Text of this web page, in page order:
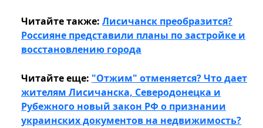
Читайте также: Лисичанск преобразится?
Россияне представили планы по застройке и
восстановлению города
Читайте еще: "Отжим" отменяется? Что дает
жителям Лисичанска, Северодонецка и
Рубежного новый закон РФ о признании
украинских документов на недвижимость?